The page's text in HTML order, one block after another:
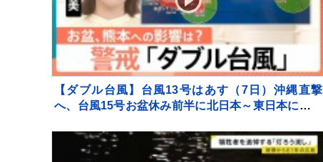
【ダブル台風】台風13号はあす（7日）沖縄直撃
へ、台風15号お盆休み前半に北日本～東日本に接近